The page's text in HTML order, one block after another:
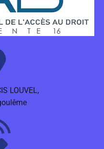
LOUVEL,